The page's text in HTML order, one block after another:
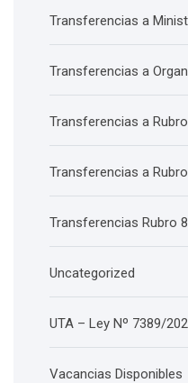
Transferencias a
Transferencias a
Transferencias a
Transferencias a
Transferencias Rubro
Uncategorized
UTA – Ley Nº 7389/
Vacancias Disponibles